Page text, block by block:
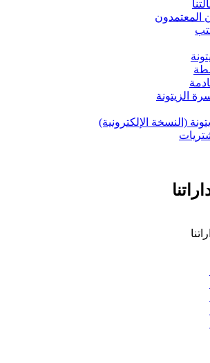
المعتمدون
الزيتونة
(النسخة الإلكترونية)